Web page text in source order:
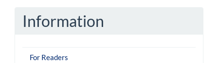
Information
For Readers